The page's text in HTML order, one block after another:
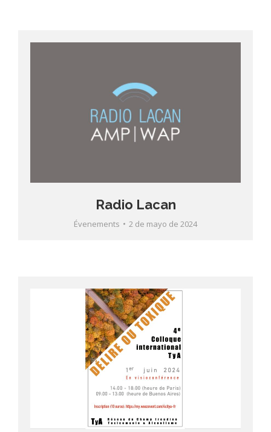
Radio Lacan
Évenements 2 de mayo de 2024